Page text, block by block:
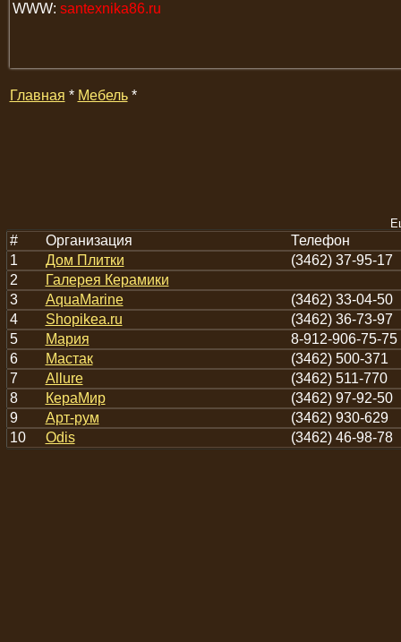
WWW: santexnika86.ru
Главная * Мебель*
# Организация
Телефон
1
Дом Плитки
(3462) 37-95-17
2
Галерея Керамики
3
AquaMarine
(3462) 33-04-50
4
Shopikea.ru
(3462) 36-73-97
5
Мария
8-912-906-75-75
6
Мастак
(3462) 500-371
7
Allure
(3462) 511-770
8
КераМир
(3462) 97-92-50
9
Арт-рум
(3462) 930-629
10
Odis (3462) 46-98-78